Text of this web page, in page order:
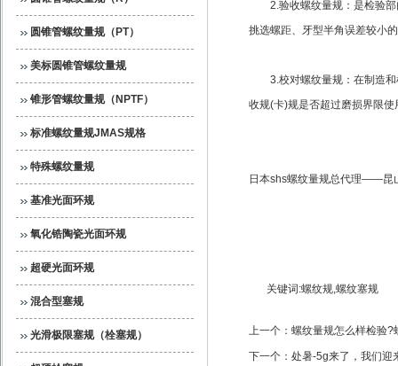
圆锥管螺纹量规（PT）
美标圆锥管螺纹量规
锥形管螺纹量规（NPTF）
标准螺纹量规JMAS规格
特殊螺纹量规
基准光面环规
氧化锆陶瓷光面环规
超硬光面环规
混合型塞规
光滑极限塞规（栓塞规）
2.验收螺纹量规：是检验部
挑选螺距、牙型半角误差较小
3.校对螺纹量规：在制造和
收规(卡)规是否超过磨损界限
日本shs螺纹量规总代理——昆
关键词:螺纹规,螺纹塞规
上一个： 螺纹量规怎么样检验?
下一个： 处暑-5g来了，我们迎